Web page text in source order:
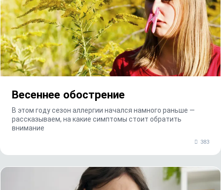
Весеннее обострение
В этом году сезон аллергии начался намного раньше —
рассказываем, на какие симптомы стоит обратить
внимание
383